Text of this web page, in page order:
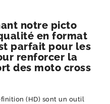
notre picto
en format
parfait pour les
renforcer la
des moto cross
(HD) sont un outil